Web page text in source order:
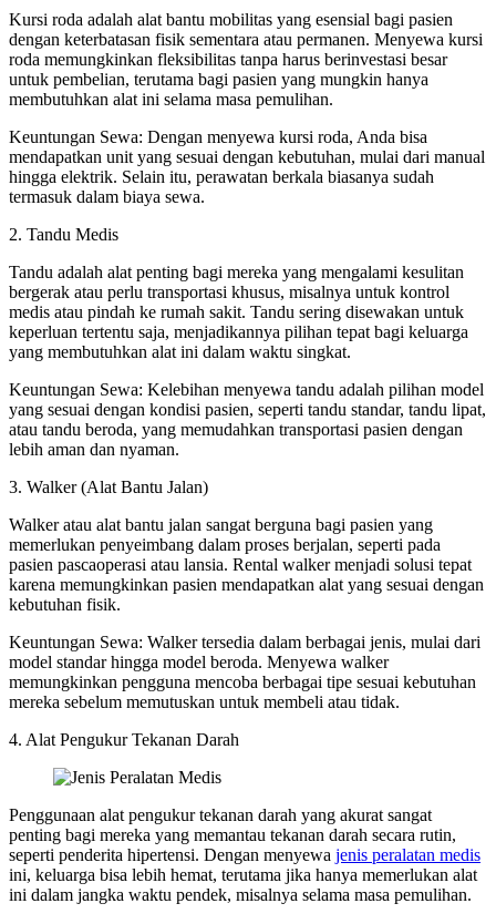
Kursi roda adalah alat bantu mobilitas yang esensial bagi pasien
dengan keterbatasan fisik sementara atau permanen. Menyewa kursi
roda memungkinkan fleksibilitas tanpa harus berinvestasi besar
untuk pembelian, terutama bagi pasien yang mungkin hanya
membutuhkan alat ini selama masa pemulihan.
Keuntungan Sewa: Dengan menyewa kursi roda, Anda bisa
mendapatkan unit yang sesuai dengan kebutuhan, mulai dari manual
hingga elektrik. Selain itu, perawatan berkala biasanya sudah
termasuk dalam biaya sewa.
2. Tandu Medis
Tandu adalah alat penting bagi mereka yang mengalami kesulitan
bergerak atau perlu transportasi khusus, misalnya untuk kontrol
medis atau pindah ke rumah sakit. Tandu sering disewakan untuk
keperluan tertentu saja, menjadikannya pilihan tepat bagi keluarga
yang membutuhkan alat ini dalam waktu singkat.
Keuntungan Sewa: Kelebihan menyewa tandu adalah pilihan model
yang sesuai dengan kondisi pasien, seperti tandu standar, tandu lipat,
atau tandu beroda, yang memudahkan transportasi pasien dengan
lebih aman dan nyaman.
3. Walker (Alat Bantu Jalan)
Walker atau alat bantu jalan sangat berguna bagi pasien yang
memerlukan penyeimbang dalam proses berjalan, seperti pada
pasien pascaoperasi atau lansia. Rental walker menjadi solusi tepat
karena memungkinkan pasien mendapatkan alat yang sesuai dengan
kebutuhan fisik.
Keuntungan Sewa: Walker tersedia dalam berbagai jenis, mulai dari
model standar hingga model beroda. Menyewa walker
memungkinkan pengguna mencoba berbagai tipe sesuai kebutuhan
mereka sebelum memutuskan untuk membeli atau tidak.
4. Alat Pengukur Tekanan Darah
Penggunaan alat pengukur tekanan darah yang akurat sangat
penting bagi mereka yang memantau tekanan darah secara rutin,
seperti penderita hipertensi. Dengan menyewa jenis peralatan medis
ini, keluarga bisa lebih hemat, terutama jika hanya memerlukan alat
ini dalam jangka waktu pendek, misalnya selama masa pemulihan.